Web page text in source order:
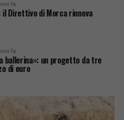
fa
il Direttivo di Morca rinnova
fa
ballerina»: un progetto da tre
di euro